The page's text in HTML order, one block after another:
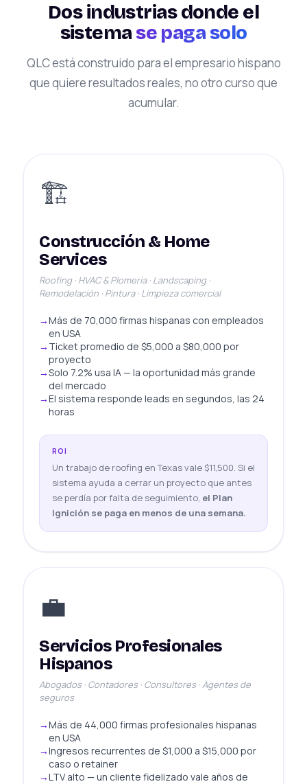
Dos industrias donde el
sistemase paga solo
QLC está construido para el empresario hispano
que quiere resultados reales, no otro curso que
acumular.
🏗️
Construcción & Home
Services
Roofing · HVAC & Plomería · Landscaping ·
Remodelación · Pintura · Limpieza comercial
Más de 70,000 firmas hispanas con empleados
en USA
Ticket promedio de $5,000 a $80,000 por
proyecto
Solo 7.2% usa IA — la oportunidad más grande
del mercado
El sistema responde leads en segundos, las 24
horas
ROI
Un trabajo de roofing en Texas vale $11,500. Si el
sistema ayuda a cerrar un proyecto que antes
se perdía por falta de seguimiento, el Plan
Ignición se paga en menos de una semana.
💼
Servicios Profesionales
Hispanos
Abogados · Contadores · Consultores · Agentes de
seguros
Más de 44,000 firmas profesionales hispanas
en USA
Ingresos recurrentes de $1,000 a $15,000 por
caso o retainer
LTV alto — un cliente fidelizado vale años de